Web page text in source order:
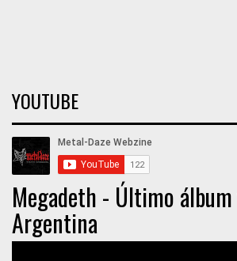
YOUTUBE
Megadeth - Último
Argentina